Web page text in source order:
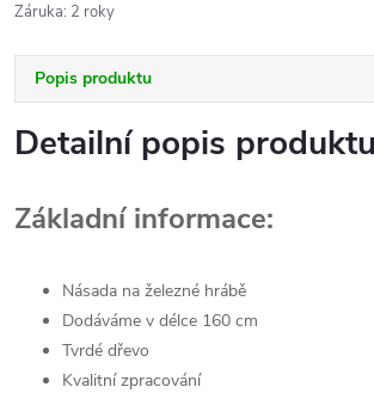
Záruka: 2 roky
Popis produktu
Detailní popis produktu
Základní informace:
Násada na železné hrábě
Dodáváme v délce 160 cm
Tvrdé dřevo
Kvalitní zpracování